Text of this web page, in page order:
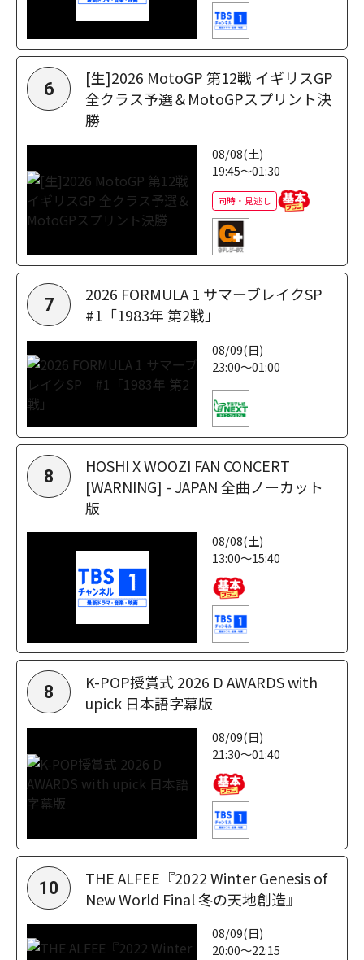
6
[生]2026 MotoGP 第12戦 イギリスGP
全クラス予選＆MotoGPスプリント決
勝
08/08(土)
19:45～01:30
同時・見逃し
7
2026 FORMULA 1 サマーブレイクSP
#1「1983年 第2戦」
08/09(日)
23:00～01:00
8
HOSHI X WOOZI FAN CONCERT
[WARNING] - JAPAN 全曲ノーカット
版
08/08(土)
13:00～15:40
8
K-POP授賞式 2026 D AWARDS with
upick 日本語字幕版
08/09(日)
21:30～01:40
10
THE ALFEE『2022 Winter Genesis of
New World Final 冬の天地創造』
08/09(日)
20:00～22:15